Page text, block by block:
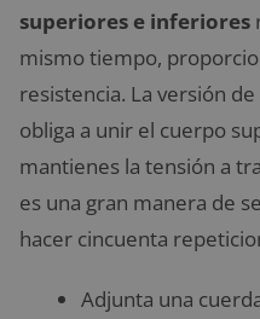
superiores e inferiores
mismo tiempo,
resistencia. La versión
obliga a unir el cuerpo
mantienes la tensión a
es una gran manera de
hacer cincuenta
Adjunta una